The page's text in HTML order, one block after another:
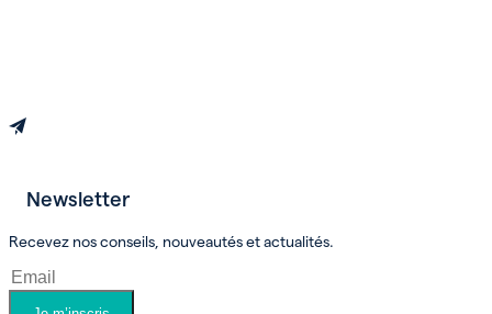
Newsletter
Recevez nos conseils, nouveautés et actualités.